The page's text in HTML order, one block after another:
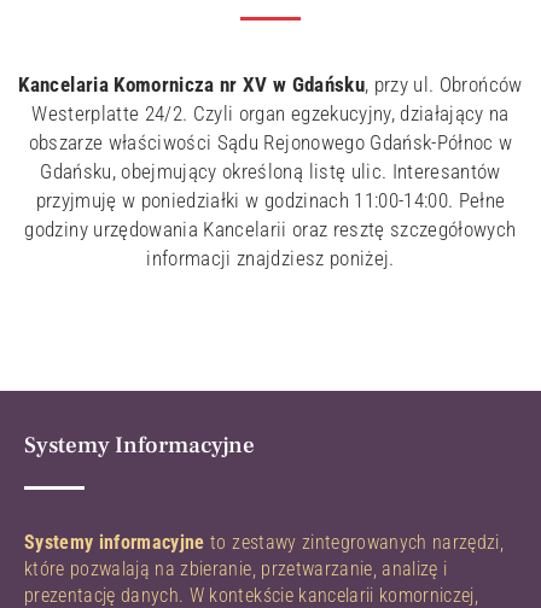
Kancelaria Komornicza nr XV w Gdańsku, przy ul. Obrońców
Westerplatte 24/2. Czyli organ egzekucyjny, działający na
obszarze właściwości Sądu Rejonowego Gdańsk-Północ w
Gdańsku, obejmujący określoną listę ulic. Interesantów
przyjmuję w poniedziałki w godzinach 11:00-14:00. Pełne
godziny urzędowania Kancelarii oraz resztę szczegółowych
informacji znajdziesz poniżej.
Systemy Informacyjne
Systemy informacyjne to zestawy zintegrowanych narzędzi,
które pozwalają na zbieranie, przetwarzanie, analizę i
prezentację danych. W kontekście kancelarii komorniczej,